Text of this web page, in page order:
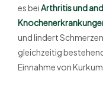
es beiArthritis und
und lindert
gleichzeitig
Einnahme von